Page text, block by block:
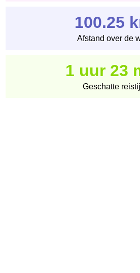
100.25
Afstand over de
1 uur 23
Geschatte